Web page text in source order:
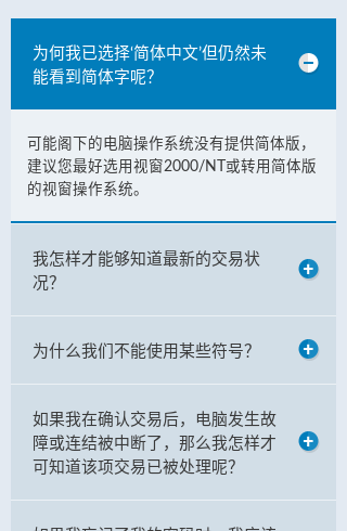
为何我已选择‘简体中文’但仍然未
能看到简体字呢？
可能阁下的电脑操作系统没有提供简体版，
建议您最好选用视窗2000/NT或转用简体版
的视窗操作系统。
我怎样才能够知道最新的交易状
况？
为什么我们不能使用某些符号？
如果我在确认交易后，电脑发生故
障或连结被中断了，那么我怎样才
可知道该项交易已被处理呢？